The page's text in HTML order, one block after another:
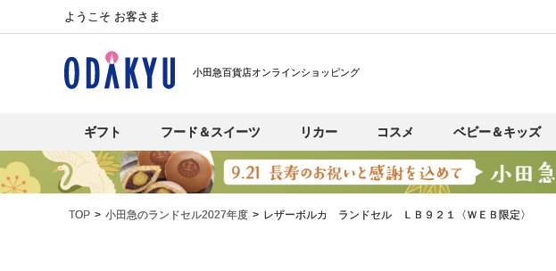
ようこそ お客さま
小田急百貨店オンラインショッピング
ギフト フード＆スイーツ リカー コスメ ベビー＆キッズ
TOP 小田急のランドセル2027年度 レザーボルカ ランドセル ＬＢ９２１〈ＷＥＢ限定〉